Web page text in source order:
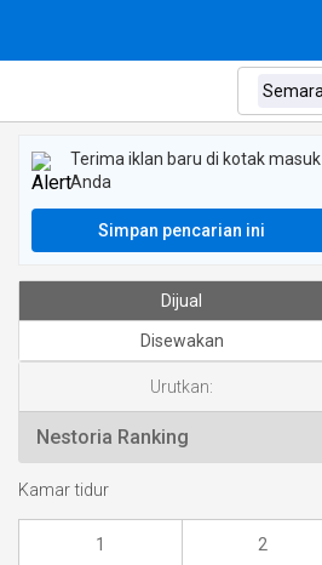
Terima iklan baru di kotak masuk
Anda
Simpan pencarian ini
Dijual
Disewakan
Urutkan:
Kamar tidur
1 2